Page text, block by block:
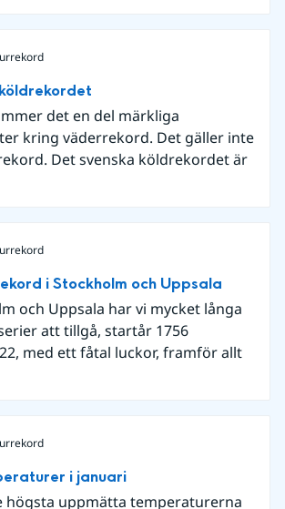
det en del märkliga
kring väderrekord. Det gäller inte
Det svenska köldrekordet är
i Stockholm och Uppsala
och Uppsala har vi mycket långa
att tillgå, startår 1756
med ett fåtal luckor, framför allt
i januari
högsta uppmätta temperaturerna